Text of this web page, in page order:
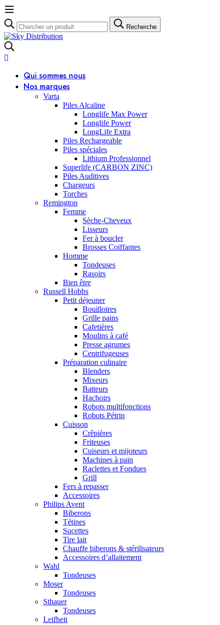
Recherche
pour:
Recherche
Qui sommes nous
Nos marques
Varta
Piles Alcaline
Longlife Max Power
Longlife Power
LongLife Extra
Piles Rechargeable
Piles spéciales
Lithium Professionnel
Superlife (CARBON ZINC)
Piles Auditives
Chargeurs
Torches
Remington
Femme
Sèche-Cheveux
Lisseurs
Fer à boucler
Brosses Coiffantes
Homme
Tondeuses
Rasoirs
Bien être
Russell Hobbs
Petit déjeuner
Bouilloires
Grille pains
Cafetières
Moulins à café
Presse agrumes
Centrifugeuses
Préparation culinaire
Blenders
Mixeurs
Batteurs
Hachoirs
Robots multifonctions
Robots Pétrin
Cuisson
Crêpières
Friteuses
Cuiseurs et mijoteurs
Machines à pain
Raclettes et Fondues
Grill
Fers à repasser
Accessoires
Philips Avent
Biberons
Tétines
Sucettes
Tire lait
Chauffe biberons & stérilisateurs
Accessoires d’allaitement
Wahl
Tondeuses
Moser
Tondeuses
Sthauer
Tondeuses
Leifheit